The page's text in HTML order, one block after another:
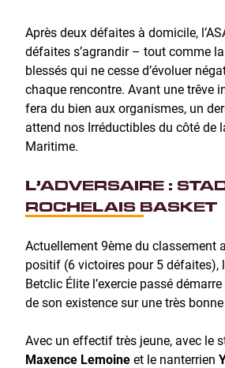
Après deux défaites à domicile,
défaites s’agrandir – tout comme
blessés qui ne cesse d’évoluer
chaque rencontre. Avant une trêve
fera du bien aux organismes, un
attend nos Irréductibles du côté de
Maritime.
L’ADVERSAIRE :
ROCHELAIS BASKET
Actuellement 9ème du classement
positif (6 victoires pour 5 défaites),
Betclic Élite l’exercie passé
de son existence sur une très
Avec un effectif très jeune, avec le
Maxence Lemoineet le nanterrien